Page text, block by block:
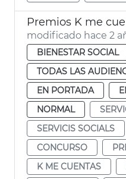
Premios K me
modificado hace 2
BIENESTAR SOCIAL
TODAS LAS
EN PORTADA
NORMAL
SERVICIS SOCIALS
CONCURSO
K ME CUENTAS